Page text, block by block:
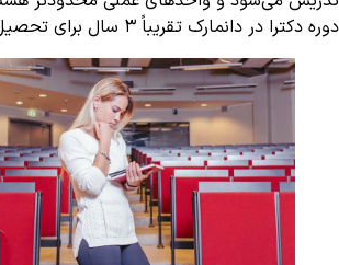
دوره دکترا در دانمارک تقریباً ۳ سال برای تحصیل تمام‌وقت است.